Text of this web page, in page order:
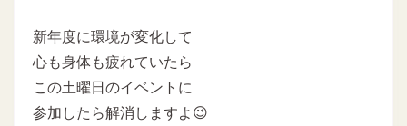
新年度に環境が変化して
心も身体も疲れていたら
この土曜日のイベントに
参加したら解消しますよ😉